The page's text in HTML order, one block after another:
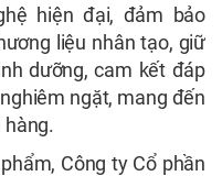
hiện đại, đảm bảo
liệu nhân tạo, giữ
dưỡng, cam kết đáp
ngặt, mang đến
hàng.
Công ty Cổ phần